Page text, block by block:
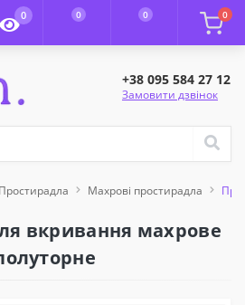
0 0 0 0
+38 095 584 27 12
Замовити дзвінок
Простирадла Махрові простирадла
вкривання махрове